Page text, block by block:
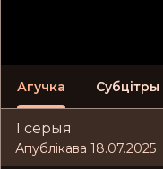
Агучка Субцітры
1 серыя
Апублікава 18.07.2025